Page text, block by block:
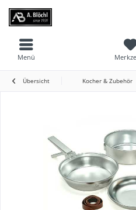
Menü
Übersicht Kocher & Zubehör